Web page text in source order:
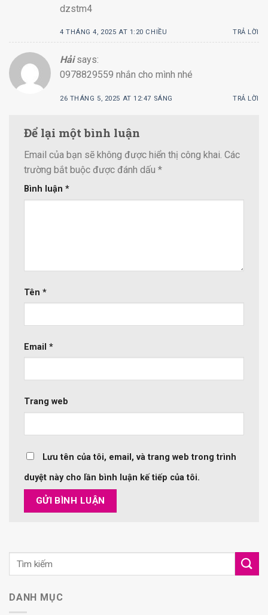
dzstm4
4 THÁNG 4, 2025 AT 1:20 CHIỀU TRẢ LỜI
Hải says:
0978829559 nhắn cho mình nhé
26 THÁNG 5, 2025 AT 12:47 SÁNG TRẢ LỜI
Để lại một bình luận
Email của bạn sẽ không được hiển thị công khai. Các
trường bắt buộc được đánh dấu *
Bình luận *
Tên *
Email *
Trang web
Lưu tên của tôi, email, và trang web trong trình
duyệt này cho lần bình luận kế tiếp của tôi.
DANH MỤC